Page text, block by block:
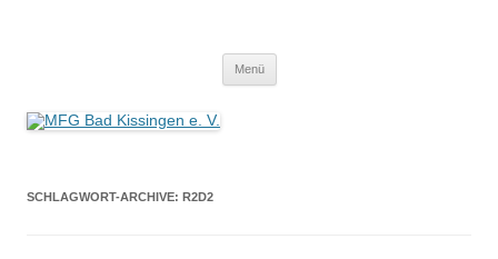
Hobby.
Menü
SCHLAGWORT-ARCHIVE: R2D2